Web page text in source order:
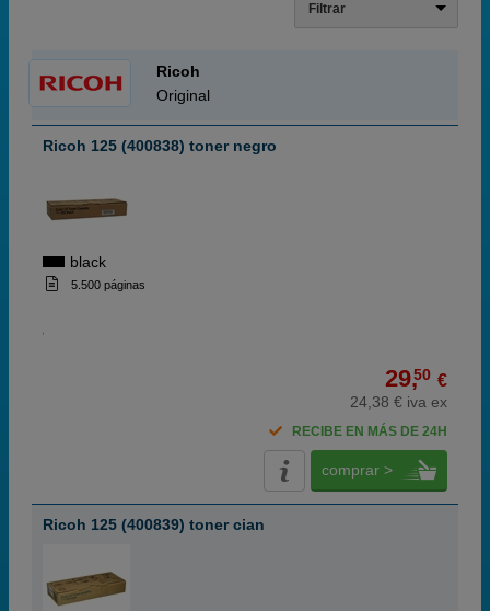
Filtrar
Ricoh
Original
Ricoh 125 (400838) toner negro
black
5.500 páginas
29,50 €
24,38 € iva ex
RECIBE EN MÁS DE 24H
comprar >
Ricoh 125 (400839) toner cian